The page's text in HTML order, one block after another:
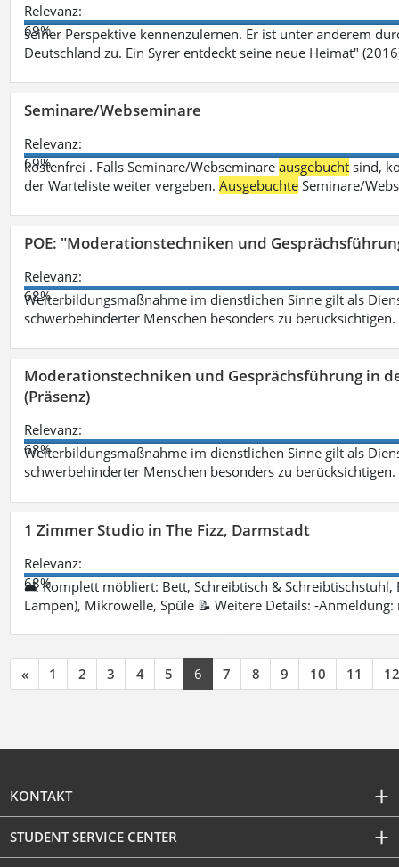
Relevanz:
69%
seiner Perspektive kennenzulernen. Er ist unter anderem
Deutschland zu. Ein Syrer entdeckt seine neue Heimat"
Seminare/Webseminare
Relevanz:
69%
kostenfrei . Falls Seminare/Webseminareausgebucht sind,
der Warteliste weiter vergeben.Ausgebuchte Seminare/
POE: "Moderationstechniken und
Relevanz:
68%
Weiterbildungsmaßnahme im dienstlichen Sinne gilt als
schwerbehinderter Menschen besonders zu berücksichtigen.
Moderationstechniken und Gesprächsführung in
(Präsenz)
Relevanz:
68%
Weiterbildungsmaßnahme im dienstlichen Sinne gilt als
schwerbehinderter Menschen besonders zu berücksichtigen.
1 Zimmer Studio in The Fizz, Darmstadt
Relevanz:
68%
🛋 Komplett möbliert: Bett, Schreibtisch & Schreibtischstuhl,
Lampen), Mikrowelle, Spüle 📝 Weitere Details: -
« 1 2 3 4 5 6 7 8 9 10 11 12
KONTAKT
STUDENT SERVICE CENTER